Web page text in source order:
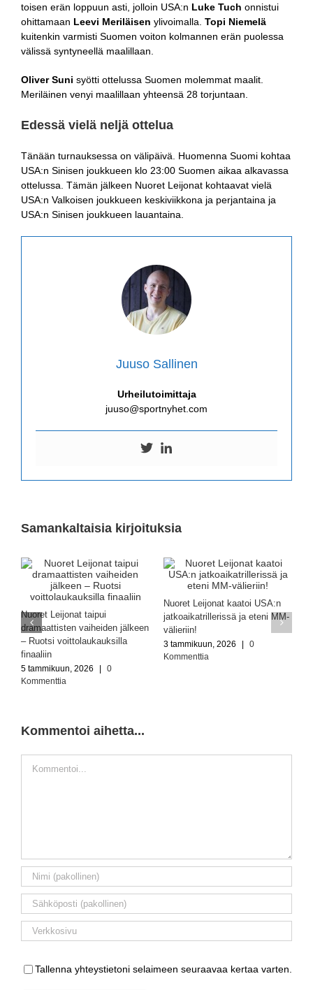
toisen erän loppuun asti, jolloin USA:n Luke Tuch onnistui
ohittamaan Leevi Meriläisen ylivoimalla. Topi Niemelä
kuitenkin varmisti Suomen voiton kolmannen erän puolessa
välissä syntyneellä maalillaan.
Oliver Suni syötti ottelussa Suomen molemmat maalit.
Meriläinen venyi maalillaan yhteensä 28 torjuntaan.
Edessä vielä neljä ottelua
Tänään turnauksessa on välipäivä. Huomenna Suomi kohtaa
USA:n Sinisen joukkueen klo 23:00 Suomen aikaa alkavassa
ottelussa. Tämän jälkeen Nuoret Leijonat kohtaavat vielä
USA:n Valkoisen joukkueen keskiviikkona ja perjantaina ja
USA:n Sinisen joukkueen lauantaina.
Juuso Sallinen
Urheilutoimittaja
juuso@sportnyhet.com
Samankaltaisia kirjoituksia
Nuoret Leijonat taipui
dramaattisten vaiheiden jälkeen
– Ruotsi voittolaukauksilla
finaaliin
5 tammikuun, 2026
0
Kommenttia
Nuoret Leijonat kaatoi USA:n
jatkoaikatrillerissä ja eteni MM-
välieriin!
3 tammikuun, 2026
0
Kommenttia
Kommentoi aihetta...
Tallenna yhteystietoni selaimeen seuraavaa kertaa varten.